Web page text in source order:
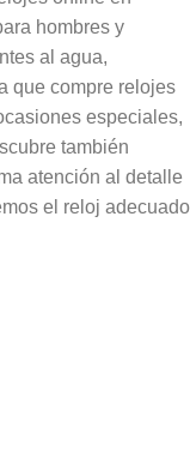
hombres y
al agua,
que compre relojes
especiales,
también
atención al detalle
el reloj adecuado